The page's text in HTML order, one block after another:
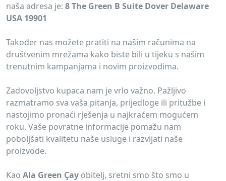
naša adresa je: 8 The Green B Suite Dover Delaware
USA 19901
Također nas možete pratiti na našim računima na
društvenim mrežama kako biste bili u tijeku s našim
trenutnim kampanjama i novim proizvodima.
Zadovoljstvo kupaca nam je vrlo važno. Pažljivo
razmatramo sva vaša pitanja, prijedloge ili pritužbe i
nastojimo pronaći rješenja u najkraćem mogućem
roku. Vaše povratne informacije pomažu nam
poboljšati kvalitetu naše usluge i razvijati naše
proizvode.
Kao Ala Green Çay obitelj, sretni smo što smo u